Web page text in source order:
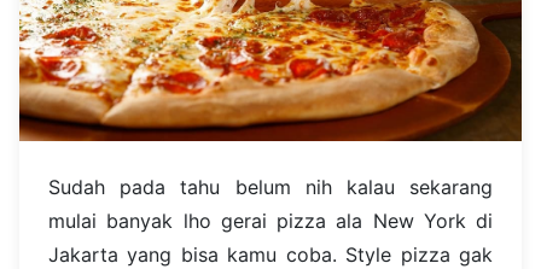
Sudah pada tahu belum nih kalau sekarang
mulai banyak lho gerai pizza ala New York di
Jakarta yang bisa kamu coba. Style pizza gak